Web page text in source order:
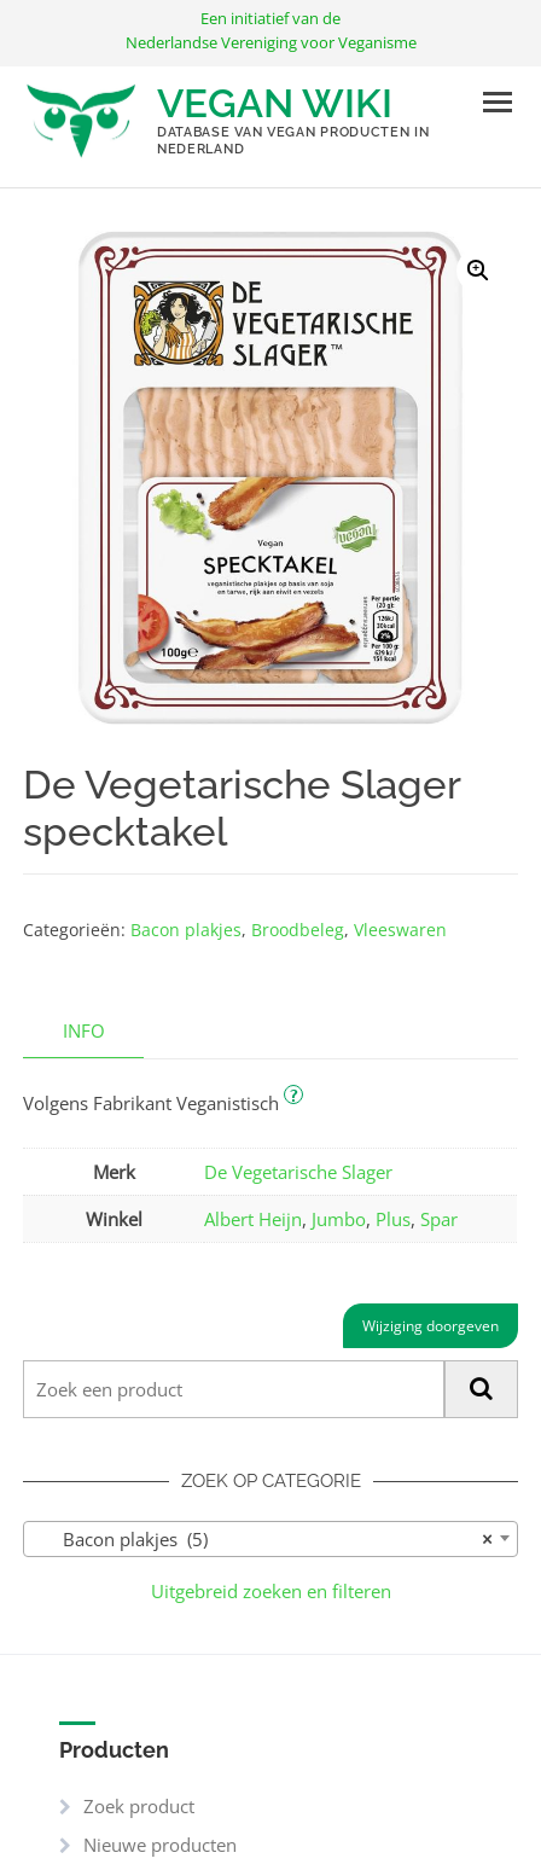
inhoud
Een initiatief van de
Nederlandse Vereniging voor Veganisme
VEGAN WIKI
DATABASE VAN VEGAN PRODUCTEN IN
NEDERLAND
De Vegetarische Slager
specktakel
Categorieën: Bacon plakjes, Broodbeleg,Vleeswaren
INFO
Volgens Fabrikant Veganistisch ?
Merk
De Vegetarische Slager
Winkel
Albert Heijn, Jumbo, Plus,Spar
Wijziging doorgeven
ZOEK OP CATEGORIE
×
Bacon plakjes (5)
Uitgebreid zoeken en filteren
Producten
Zoek product
Nieuwe producten